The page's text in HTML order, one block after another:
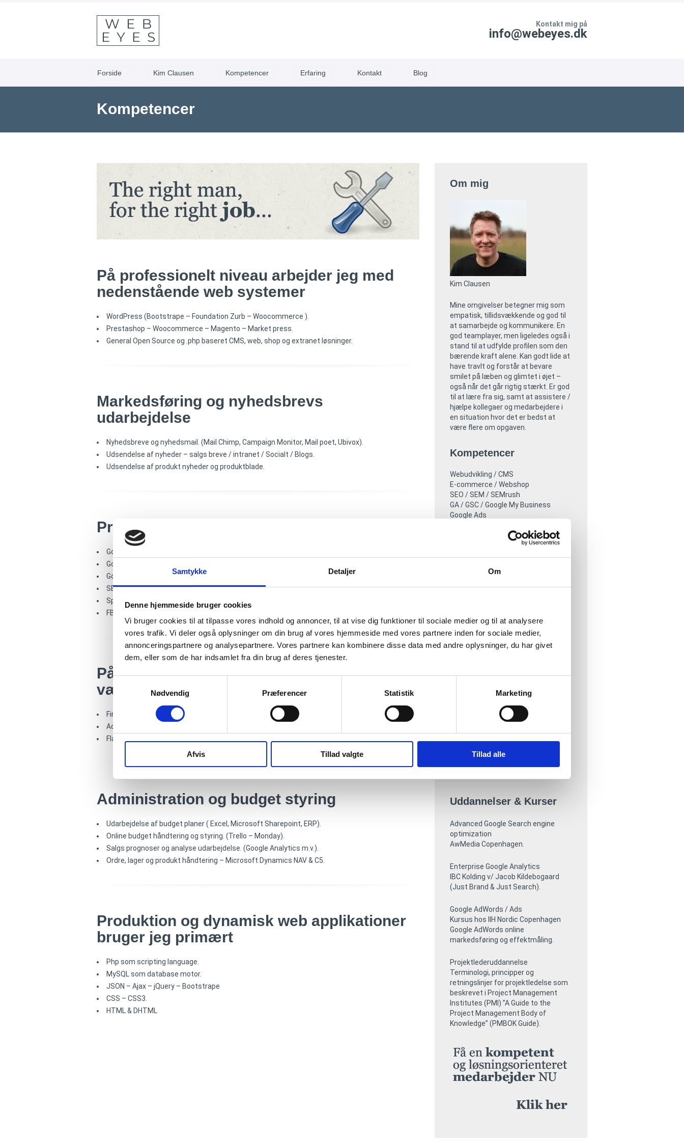
Samtykke Detaljer Om
Denne hjemmeside bruger cookies
Vi bruger cookies til at tilpasse vores indhold og annoncer, til at vise dig funktioner til sociale medier og til at analysere
vores trafik. Vi deler også oplysninger om din brug af vores hjemmeside med vores partnere inden for sociale medier,
annonceringspartnere og analysepartnere. Vores partnere kan kombinere disse data med andre oplysninger, du har givet
dem, eller som de har indsamlet fra din brug af deres tjenester.
Nødvendig
Præferencer Statistik Marketing
Afvis Tillad valgte Tillad alle
Kontakt mig på
info@webeyes.dk
Forside Kim Clausen Kompetencer Erfaring Kontakt Blog
Kompetencer
På professionelt niveau arbejder jeg med
nedenstående web systemer
WordPress (Bootstrape – Foundation Zurb – Woocommerce ).
Prestashop – Woocommerce – Magento – Market press.
General Open Source og .php baseret CMS, web, shop og extranet løsninger.
Markedsføring og nyhedsbrevs
udarbejdelse
Nyhedsbreve og nyhedsmail. (Mail Chimp, Campaign Monitor, Mail poet, Ubivox).
Udsendelse af nyheder – salgs breve / intranet / Socialt / Blogs.
Udsendelse af produkt nyheder og produktblade.
Professionelt
Google Analytics
Google Search Console
Google Ads
SEM rush / Ahrefs
Sprout Social
FB Business Manager
På højtniveauarbejder jeg meddesign
værktøjersåsom
Fireworks MX
Adobe serie.
Flash script serie & Swift 3D.
Administration og budget styring
Udarbejdelse af budget planer ( Excel, Microsoft Sharepoint, ERP).
Online budget håndtering og styring. (Trello – Monday).
Salgs prognoser og analyse udarbejdelse. (Google Analytics m.v.).
Ordre, lager og produkt håndtering – Microsoft Dynamics NAV & C5.
Produktion og dynamisk web applikationer
bruger jeg primært
Php som scripting language.
MySQL som database motor.
JSON – Ajax – jQuery – Bootstrape
CSS – CSS3.
HTML & DHTML
Om mig
Kim Clausen
Mine omgivelser betegner mig som
empatisk, tillidsvækkende og god til
at samarbejde og kommunikere. En
god teamplayer, men ligeledes også i
stand til at udfylde profilen som den
bærende kraft alene. Kan godt lide at
have travlt og forstår at bevare
smilet på læben og glimtet i øjet –
også når det går rigtig stærkt. Er god
til at lære fra sig, samt at assistere /
hjælpe kollegaer og medarbejdere i
en situation hvor det er bedst at
være flere om opgaven.
Kompetencer
Webudvikling / CMS
E-commerce / Webshop
SEO / SEM / SEMrush
GA / GSC / Google My Business
Google Ads
Online Marketing / CTA
Mailchimp / Campaign Monitor
Clerk personalization search
Facebook Business Manager
Link building
Web værktøjer
WordPress
Dandomain WebShop
Open Source – PHP – MySQL
Uddannelser & Kurser
Advanced Google Search engine
optimization
AwMedia Copenhagen.
Enterprise Google Analytics
IBC Kolding v/ Jacob Kildebogaard
(Just Brand & Just Search).
Google AdWords / Ads
Kursus hos IIH Nordic Copenhagen
Google AdWords online
markedsføring og effektmåling.
Projektlederuddannelse
Terminologi, principper og
retningslinjer for projektledelse som
beskrevet i Project Management
Institutes (PMI) ”A Guide to the
Project Management Body of
Knowledge” (PMBOK Guide).